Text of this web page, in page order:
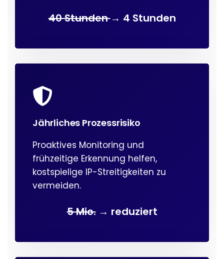
40 Stunden→ 4 Stunden
Jährliches Prozessrisiko
Proaktives Monitoring und
frühzeitige Erkennung helfen,
kostspielige IP-Streitigkeiten zu
vermeiden.
5 Mio.→ reduziert